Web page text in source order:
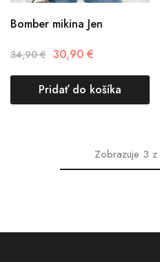
Bomber mikina Jen
34,90€ 30,90 €
Pridať do košíka
Zobrazuje 3 z